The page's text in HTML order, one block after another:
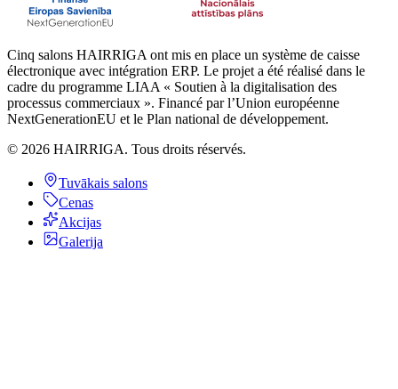
Cinq salons HAIRRIGA ont mis en place un système de caisse
électronique avec intégration ERP. Le projet a été réalisé dans le
cadre du programme LIAA « Soutien à la digitalisation des
processus commerciaux ». Financé par l’Union européenne
NextGenerationEU et le Plan national de développement.
© 2026 HAIRRIGA. Tous droits réservés.
Tuvākais salons
Cenas
Akcijas
Galerija